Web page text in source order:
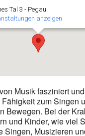
Tal 3 - Pegau
anzeigen
Musik fasziniert
zum Singen
Bewegen. Bei der
und Kinder, wie viel
Singen, Musizieren